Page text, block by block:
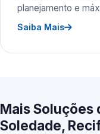
planejamento e
Saiba Mais
Mais Soluções
Soledade,